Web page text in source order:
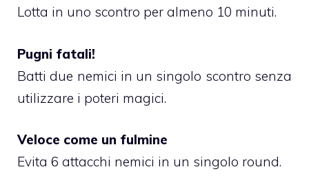
Lotta in uno scontro per almeno 10 minuti.
Pugni fatali!
Batti due nemici in un singolo scontro senza
utilizzare i poteri magici.
Veloce come un fulmine
Evita 6 attacchi nemici in un singolo round.